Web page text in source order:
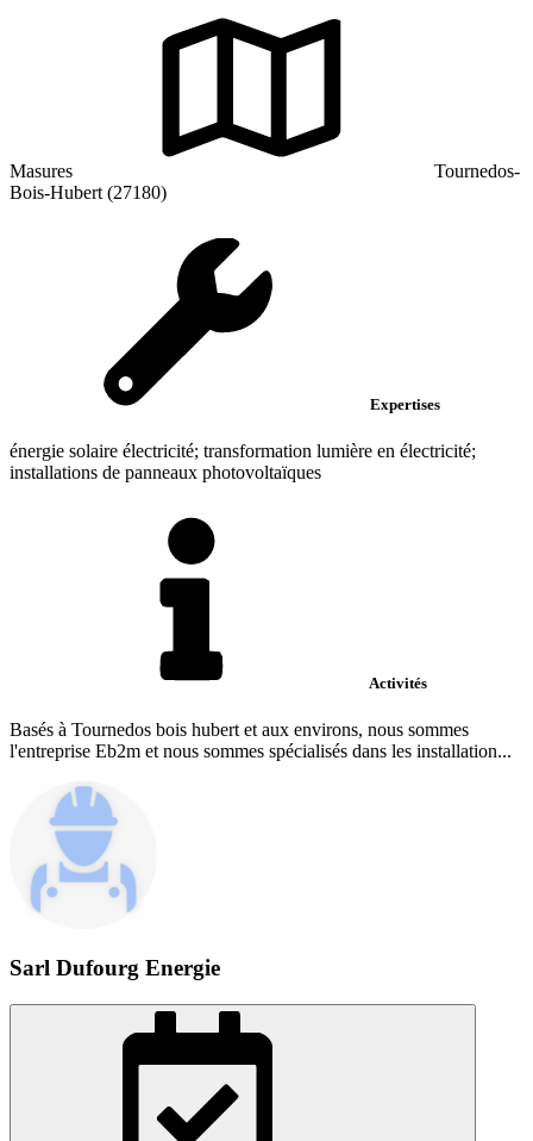
Masures
Tournedos-
Bois-Hubert (27180)
Expertises
énergie solaire électricité; transformation lumière en électricité;
installations de panneaux photovoltaïques
Activités
Basés à Tournedos bois hubert et aux environs, nous sommes
l'entreprise Eb2m et nous sommes spécialisés dans les installation...
Sarl Dufourg Energie